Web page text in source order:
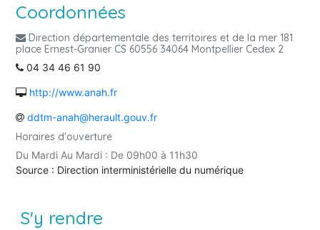
Coordonnées
Direction départementale des territoires et de la mer 181
place Ernest-Granier CS 60556 34064 Montpellier Cedex 2
04 34 46 61 90
http://www.anah.fr
ddtm-anah@herault.gouv.fr
Horaires d'ouverture
Du Mardi Au Mardi : De 09h00 à 11h30
Source : Direction interministérielle du numérique
S'y rendre